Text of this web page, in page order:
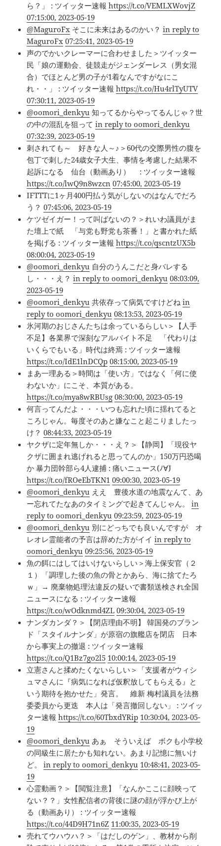
ら？」 : ツイッター速報https://t.co/VEMLXWovjZ
07:15:00, 2023-05-19
@MaguroFx そこに未来はあるのかい？in reply to
MaguroFx 07:25:41, 2023-05-19
声のでかいクレーマーに合わせました＞ツイッター
民「娘の運動会、徒競走がジェンダーレス（男女混
合）でほとんど男の子が1着なんですがなにこ
れ・・」 : ツイッター速報https://t.co/Hu4rlTyUTV
07:30:11, 2023-05-19
@oomori_denkyu 知ってるからやってるんじゃ？世
の中の混乱を狙ってin reply to oomori_denkyu
07:32:39, 2023-05-19
刺されても～ 好きな人～♪＞60代の交際男性の腹を
包丁で刺した24歳女子大生、事情を考慮した結果不
起訴になる 仙台（動画あり） : ツイッター速報
https://t.co/lwQ9n8wzcn 07:45:00, 2023-05-19
IFTTTに1ヶ月400円払う気がしないのはなんでだろ
う？07:45:06, 2023-05-19
ケツゼイガー！って叫ばないの？＞れいわ議員がま
た壇上で紙 「与党も野党も茶番！」と書かれた紙
を掲げる : ツイッター速報https://t.co/qscntzUX5b
08:00:04, 2023-05-19
@oomori_denkyu 自分のうんこだと身バレする
し・・・え？in reply to oomori_denkyu 08:03:09,
2023-05-19
@oomori_denkyu 共依存って病気ですけどねin
reply to oomori_denkyu 08:13:53, 2023-05-19
氷河期のおじさんたちは余っているらしい＞【人手
不足】各業界で深刻なアルバイト不足 「代わりは
いくらでもいる」時代は終焉 : ツイッター速報
https://t.co/IdE1lnDCQp 08:15:00, 2023-05-19
まあ一理ある＞時間は「使い方」ではなく「何に使
わないか」にこそ、本質がある。
https://t.co/mya8wRBUsg 08:30:00, 2023-05-19
何言ってんだよ・・・いつも忘れた頃に揺れてると
ころじゃん。毎度そのあと嫌なこと起こりましたっ
け？08:44:33, 2023-05-19
ヤクザに定年無しか・・・え？＞【静岡】「現役ヤ
クザに囲まれ逃げれると思ってんのか」150万円恐喝
か 暴力団幹部ら4人逮捕 : 痛いニュース(ﾉ∀`)
https://t.co/fROeEbTKN1 09:00:30, 2023-05-19
@oomori_denkyu ええ 豊後水道の地震なんて、あ
ー忘れてたなあのタイミングで起きてんじゃん。in
reply to oomori_denkyu 09:23:59, 2023-05-19
@oomori_denkyu 別にどっちでも良いんですが オ
レオレ霊能者の予言は辞めた方がイイin reply to
oomori_denkyu 09:25:56, 2023-05-19
魚の餌にはしてはいけないらしい＞海上保安官（２
１）「調理した後の魚の骨とかあら、海に捨てたろ
ｗ」→ 廃棄物処理法違反の疑いで書類送検され全国
ニュースになる : ツイッター速報
https://t.co/wOdknmd4ZL 09:30:04, 2023-05-19
ナンダカンダ？＞【閉店理由不明】 韓国発のブラン
ド「スタイルナンダ」が原宿の旗艦店を閉店 日本
から事実上の撤退 : ツイッター速報
https://t.co/Q1Bz7go2l5 10:00:14, 2023-05-19
立憲さんと揉めたくないらしい＞「支援者がウィシ
ュマさんに『病気になれば仮釈放してもらえる』と
いう期待を抱かせた」発言。 維新 梅村議員を法務
委委員から更迭 本人は「発言撤回しない」 : ツイッ
ター速報https://t.co/60TbxdYRip 10:30:04, 2023-05-
19
@oomori_denkyu あぁ そういえば ボクも小学校
の同級生に居たかも知れない。あまり記憶に無いけ
ど。in reply to oomori_denkyu 10:48:41, 2023-05-
19
心霊動画？＞【閲覧注意】「なんかここに顔映って
ない？？」女性配信者の背後に謎の顔が浮かび上が
る（動画あり） : ツイッター速報
https://t.co/44D9H71n6Z 11:00:35, 2023-05-19
売れてウハウハ？＞「はだしのゲン」、教材から削